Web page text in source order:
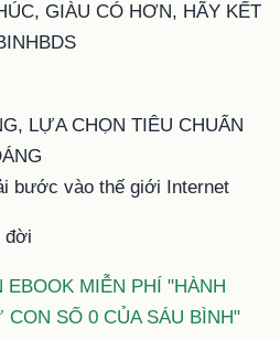
GIÀU CÓ HƠN, HÃY KẾT
LỰA CHỌN TIÊU CHUẨN
đời
MIỄN PHÍ "HÀNH
SỐ 0 CỦA SÁU BÌNH"